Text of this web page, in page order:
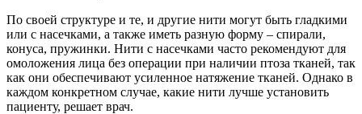
По своей структуре и те, и другие нити могут быть гладкими
или с насечками, а также иметь разную форму – спирали,
конуса, пружинки. Нити с насечками часто рекомендуют для
омоложения лица без операции при наличии птоза тканей, так
как они обеспечивают усиленное натяжение тканей. Однако в
каждом конкретном случае, какие нити лучше установить
пациенту, решает врач.